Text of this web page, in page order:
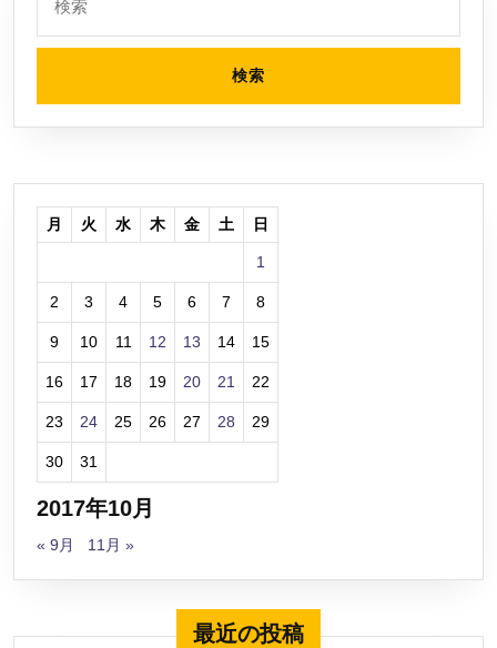
ま
索:
2017年10月
月 火 水 木 金 土 日
1
2 3 4 5 6 7 8
9 10 11 12 13 14 15
16 17 18 19 20 21 22
23 24 25 26 27 28 29
30 31
« 9月 11月 »
最近の投稿